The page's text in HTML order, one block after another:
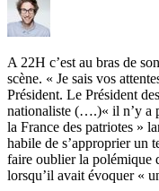
A 22H c’est au bras de
scène. « Je sais vos
Président. Le Président
nationaliste (….)« il n’y a
la France des patriotes »
habile de s’approprier un
faire oublier la polémique
lorsqu’il avait évoquer «